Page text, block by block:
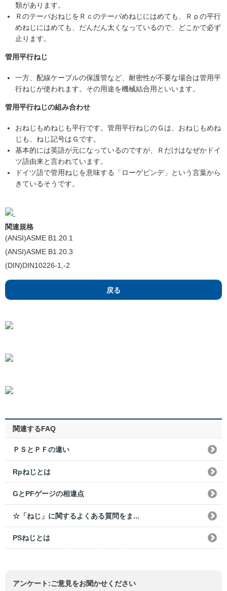
類があります。
ＲのテーパおねじをＲｃのテーパめねじにはめても、Ｒｐの平行
めねじにはめても、だんだん太くなっているので、どこかで必ず
止ります。
管用平行ねじ
一方、配線ケーブルの保護管など、耐密性が不要な場合は管用平
行ねじが使われます。その用途を機械結合用といいます。
管用平行ねじの組み合わせ
おねじもめねじも平行です。管用平行ねじのＧは、おねじもめね
じも、ねじ記号はＧです。
基本的には英語が元になっているのですが、Ｒだけはなぜかドイ
ツ語由来と言われています。
ドイツ語で管用ねじを意味する「ローゲビンデ」という言葉から
きているそうです。
関連規格
(ANSI)ASME B1.20.1
(ANSI)ASME B1.20.3
(DIN)DIN10226-1,-2
戻る
関連するFAQ
ＰＳとＰＦの違い
Rpねじとは
GとPFゲージの相違点
☆「ねじ」に関するよくある質問をま...
PSねじとは
アンケート:ご意見をお聞かせください